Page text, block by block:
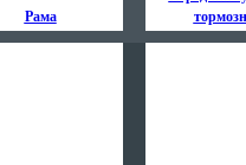
Рама